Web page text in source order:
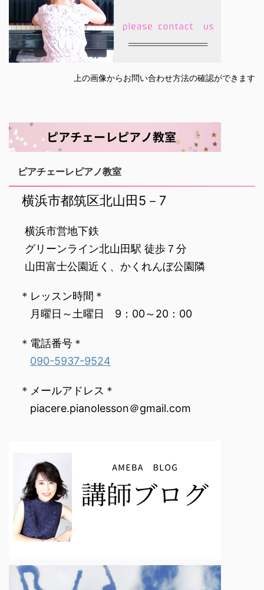
上の画像からお問い合わせ方法の確認ができます
ピアチェーレピアノ教室
‌ 横浜市都筑区北山田5－7
‌ 横浜市営地下鉄
‌ グリーンライン北山田駅 徒歩７分
‌ 山田富士公園近く、かくれんぼ公園隣
‌ ＊レッスン時間＊
‌ ‌ 月曜日～土曜日 9：00～20：00‌ ‌
‌ ＊電話番号＊
090-5937-9524
‌ ＊メールアドレス＊
‌ ‌ piacere.pianolesson＠gmail.com